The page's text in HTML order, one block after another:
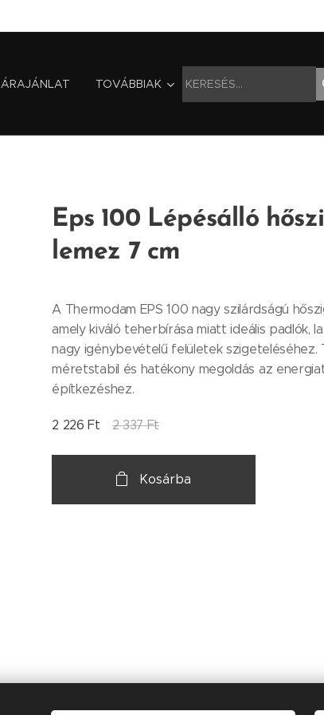
ÁRAJÁNLAT TOVÁBBIAK
Eps 100 Lépésálló
lemez 7 cm
A Thermodam EPS 100 nagy szilárdságú
amely kiváló teherbírása miatt ideális padlók,
nagy igénybevételű felületek szigeteléséhez.
méretstabil és hatékony megoldás az
építkezéshez.
2 226 Ft 2 337Ft
Kosárba